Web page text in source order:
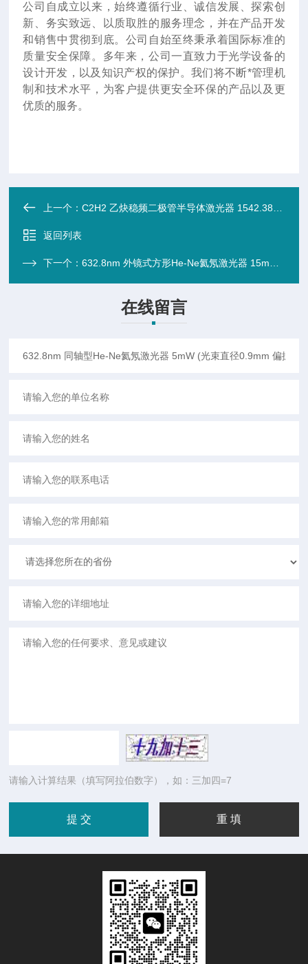
公司自成立以来，始终遵循行业、诚信发展、探索创
新、务实致远、以质取胜的服务理念，并在产品开发
和销售中贯彻到底。公司自始至终秉承着国际标准的
质量安全保障。多年来，公司一直致力于光学设备的
设计开发，以及知识产权的保护。我们将不断*管理机
制和技术水平，为客户提供更安全环保的产品以及更
优质的服务。
上一个：C2H2 乙炔稳频二极管半导体激光器 1542.3837nm 1mW
返回列表
下一个：632.8nm 外镜式方形He-Ne氦氖激光器 15mW (光束直径1.3mm 偏振线性)
在线留言
请输入计算结果（填写阿拉伯数字），如：三加四=7